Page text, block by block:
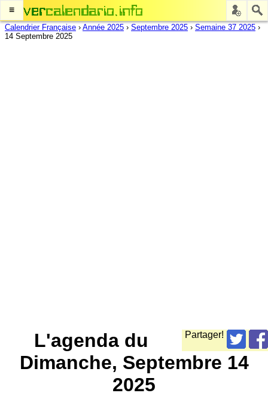
≡
Calendrier Française › Année 2025 › Septembre 2025 › Semaine 37 2025 ›
14 Septembre 2025
Partager!
L'agenda du
Dimanche, Septembre 14
2025